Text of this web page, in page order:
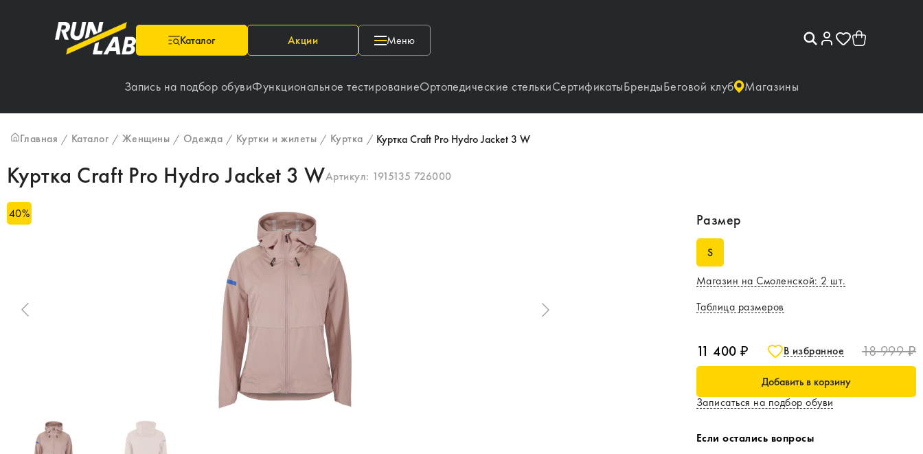
Каталог Акции Меню
Запись на подбор обувиФункциональное тестированиеОртопедические стелькиСертификатыБрендыБеговой клуб Магазины
Главная / Каталог / Женщины / Одежда / Куртки и жилеты / Куртка / Куртка Craft Pro Hydro Jacket 3 W
Куртка Craft Pro Hydro Jacket 3 WАртикул: 1915135 726000
40% Размер
S
Магазин на Смоленской: 2 шт.
Таблица размеров
11 400 ₽ В избранное 18 999 ₽
Добавить в корзину
Записаться на подбор обуви
Если остались вопросы